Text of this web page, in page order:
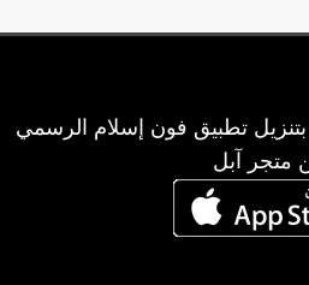
تطبيق فون إسلام الرسمي
متجر آبل